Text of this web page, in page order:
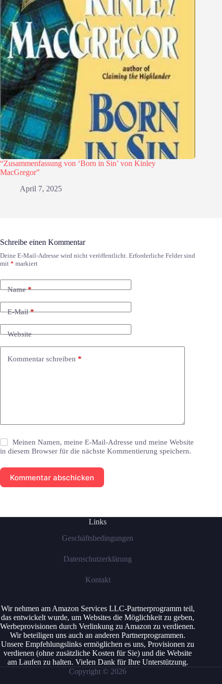
“Zusammenfassung von ‘Born in Sin’ von Kinley
MacGregor”
April 7, 2025
Schreibe einen Kommentar
Deine E-Mail-Adresse wird nicht veröffentlicht. Erforderliche Felder sind
mit * markiert
Name*
E-Mail*
Website
Kommentar schreiben *
Meinen Namen, meine E-Mail-Adresse und meine Website
in diesem Browser für die nächste Kommentierung speichern.
Kommentar abschicken
Links
Geschäftsbedingungen
Datenschutzerklärung
Kontakt
Wir nehmen am Amazon Services LLC-Partnerprogramm teil,
das entwickelt wurde, um Websites die Möglichkeit zu geben,
Werbeprovisionen durch Verlinkung zu Amazon zu verdienen.
Wir beteiligen uns auch an anderen Partnerprogrammen.
Unsere Empfehlungslinks ermöglichen es uns, Provisionen zu
verdienen (ohne zusätzliche Kosten für Sie) und die Website
am Laufen zu halten. Vielen Dank für Ihre Unterstützung.
Copyright © 2026